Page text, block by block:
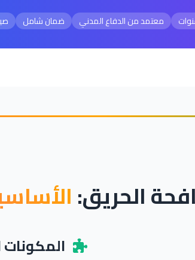
معتمد من الدفاع المدني ضمان شامل
الحريق: